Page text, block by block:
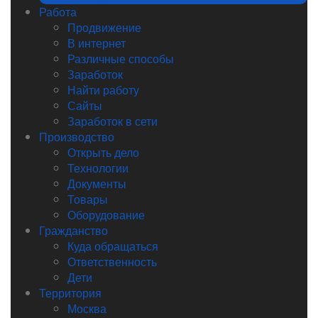
Работа
Продвижение
В интернет
Различные способы
Заработок
Найти работу
Сайты
Заработок в сети
Производство
Открыть дело
Технологии
Документы
Товары
Оборудование
Гражданство
Куда обращаться
Ответственность
Дети
Территория
Москва